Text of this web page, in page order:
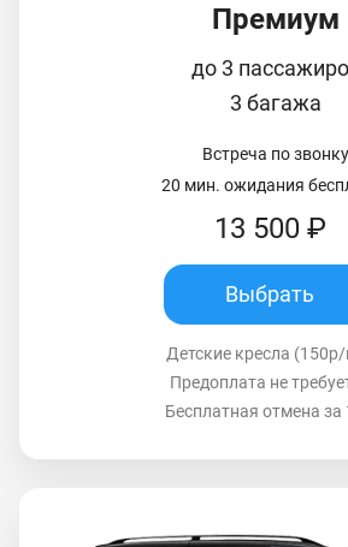
Премиум
до 3
3 багажа
Встреча по звонку
20 мин. ожидания
13 500 ₽
Выбрать
Детские кресла
Предоплата не
Бесплатная отмена за